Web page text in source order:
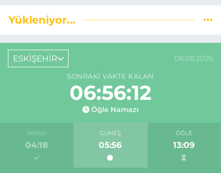
Yükleniyor...
ESKİŞEHİR 08.08.2026
SONRAKI VAKTE KALAN
06:56:11
Öğle Namazı
İMSAK
04:18
GÜNEŞ
05:56
ÖĞLE
13:09